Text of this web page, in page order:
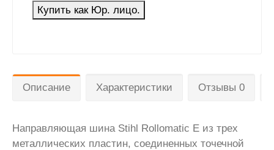
Купить как Юр. лицо.
Описание Характеристики Отзывы 0
Направляющая шина Stihl Rollomatic E из трех
металлических пластин, соединенных точечной